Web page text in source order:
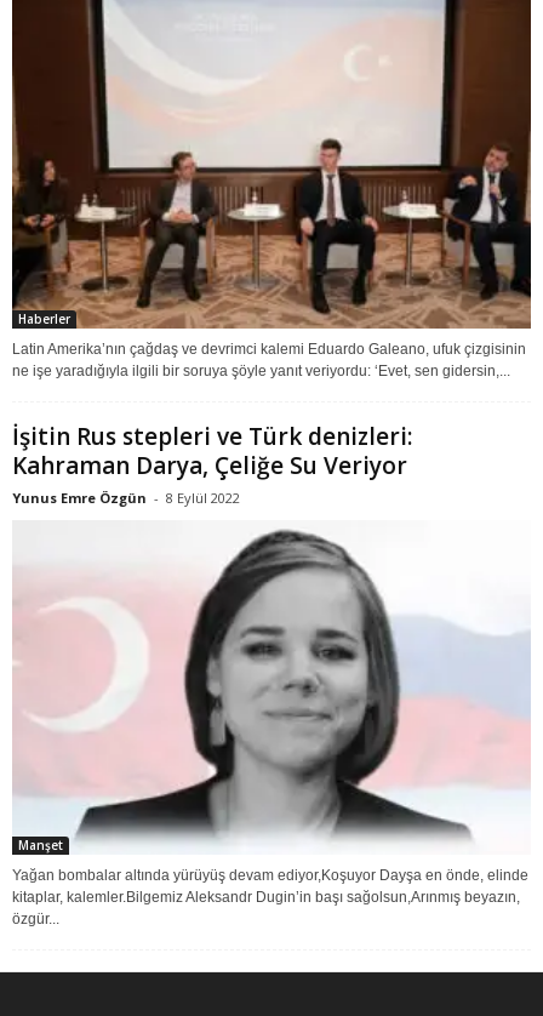
Haberler
Latin Amerika’nın çağdaş ve devrimci kalemi Eduardo Galeano, ufuk çizgisinin
ne işe yaradığıyla ilgili bir soruya şöyle yanıt veriyordu: ‘Evet, sen gidersin,...
İşitin Rus stepleri ve Türk denizleri:
Kahraman Darya, Çeliğe Su Veriyor
Yunus Emre Özgün - 8 Eylül 2022
Manşet
Yağan bombalar altında yürüyüş devam ediyor,Koşuyor Dayşa en önde, elinde
kitaplar, kalemler.Bilgemiz Aleksandr Dugin’in başı sağolsun,Arınmış beyazın,
özgür...